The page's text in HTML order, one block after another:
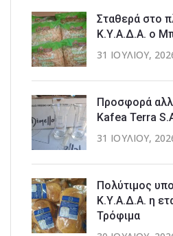
Σταθερά στο
Κ.Υ.Α.Δ.Α. ο
31 ΙΟΥΛΊΟΥ,
Προσφορά
Kafea Terra
31 ΙΟΥΛΊΟΥ,
Πολύτιμος
Κ.Υ.Α.Δ.Α. η
Τρόφιμα